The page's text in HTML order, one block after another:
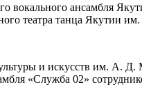
ансамбля
театра танца Якутии
и искусств им. А.
«Служба 02»